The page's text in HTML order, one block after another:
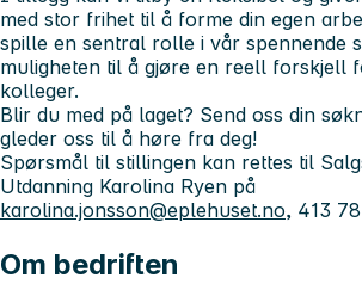
med stor frihet til å forme din egen
spille en sentral rolle i vår spennende
muligheten til å gjøre en reell forskjell
kolleger.
Blir du med på laget? Send oss din
gleder oss til å høre fra deg!
Spørsmål til stillingen kan rettes til
Utdanning Karolina Ryen på
karolina.jonsson@eplehuset.no, 413
Om bedriften